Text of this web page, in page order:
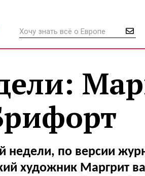
по версии
художник Маргрит